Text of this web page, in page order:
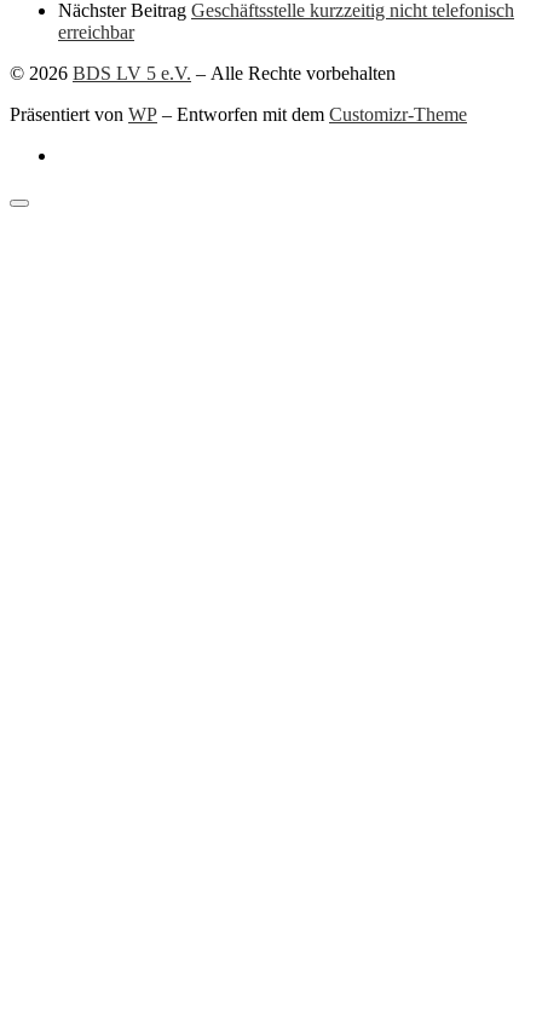
Nächster Beitrag Geschäftsstelle kurzzeitig nicht telefonisch
erreichbar
© 2026 BDS LV 5 e.V. – Alle Rechte vorbehalten
Präsentiert von WP – Entworfen mit dem Customizr-Theme